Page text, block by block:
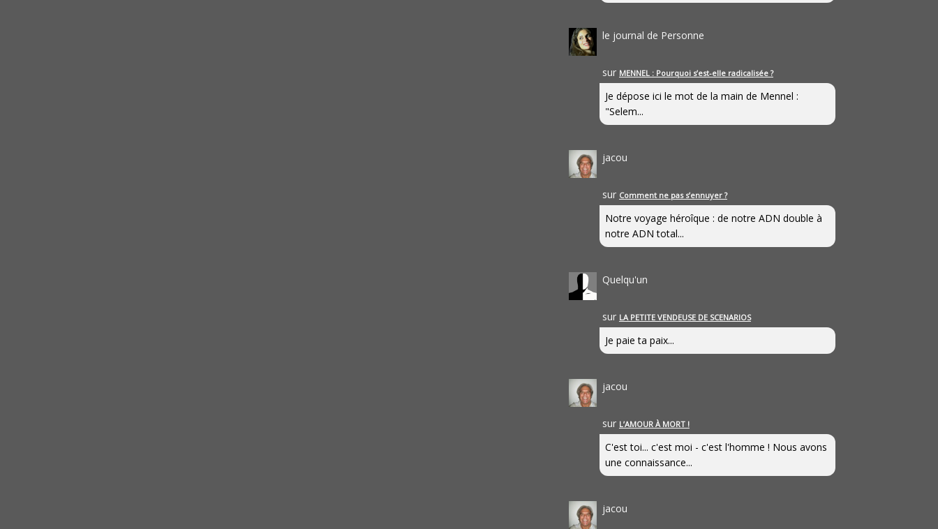
le journal de Personne
sur MENNEL : Pourquoi s’est-elle radicalisée ?
Je dépose ici le mot de la main de Mennel :
"Selem...
jacou
sur Comment ne pas s’ennuyer ?
Notre voyage héroîque : de notre ADN double à
notre ADN total...
Quelqu'un
sur LA PETITE VENDEUSE DE SCENARIOS
Je paie ta paix...
jacou
sur L’AMOUR À MORT !
C'est toi... c'est moi - c'est l'homme ! Nous avons
une connaissance...
jacou